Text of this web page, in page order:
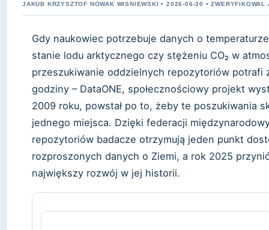
JAKUB KRZYSZTOF NOWAK WISNIEWSKI • 2026-06-30 • ZWERYFIKOWAL
Gdy naukowiec potrzebuje danych o
stanie lodu arktycznego czy stężeniu CO₂ w
przeszukiwanie oddzielnych repozytoriów potrafi
godziny – DataONE, społecznościowy projekt
2009 roku, powstał po to, żeby te poszukiwania
jednego miejsca. Dzięki federacji
repozytoriów badacze otrzymują jeden punkt
rozproszonych danych o Ziemi, a rok 2025
największy rozwój w jej historii.